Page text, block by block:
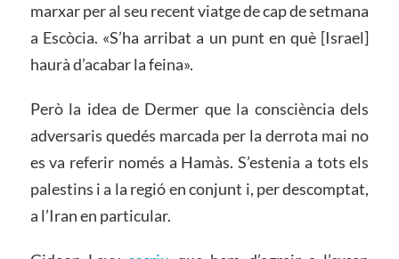
marxar per al seu recent viatge de cap de setmana
a Escòcia. «S’ha arribat a un punt en què [Israel]
haurà d’acabar la feina».
Però la idea de Dermer que la consciència dels
adversaris quedés marcada per la derrota mai no
es va referir només a Hamàs. S’estenia a tots els
palestins i a la regió en conjunt i, per descomptat,
a l’Iran en particular.